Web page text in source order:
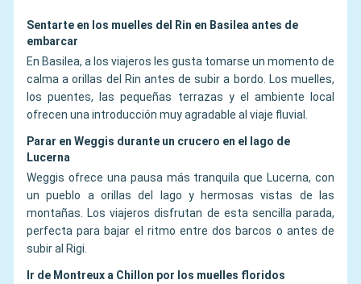
Sentarte en los muelles del Rin en Basilea antes de
embarcar
En Basilea, a los viajeros les gusta tomarse un momento de
calma a orillas del Rin antes de subir a bordo. Los muelles,
los puentes, las pequeñas terrazas y el ambiente local
ofrecen una introducción muy agradable al viaje fluvial.
Parar en Weggis durante un crucero en el lago de
Lucerna
Weggis ofrece una pausa más tranquila que Lucerna, con
un pueblo a orillas del lago y hermosas vistas de las
montañas. Los viajeros disfrutan de esta sencilla parada,
perfecta para bajar el ritmo entre dos barcos o antes de
subir al Rigi.
Ir de Montreux a Chillon por los muelles floridos